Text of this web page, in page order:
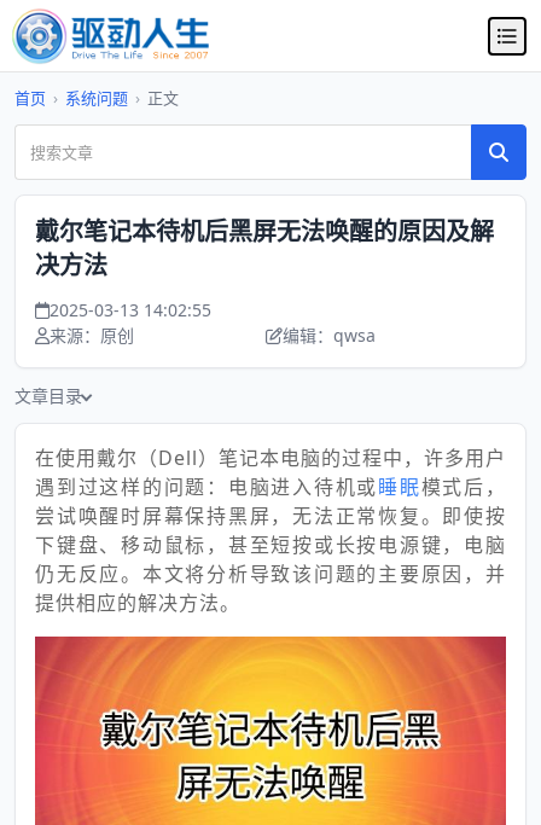
首页 › 系统问题 › 正文
戴尔笔记本待机后黑屏无法唤醒的原因及解
决方法
2025-03-13 14:02:55
来源：原创
编辑：qwsa
文章目录
在使用戴尔（Dell）笔记本电脑的过程中，许多用户
遇到过这样的问题：电脑进入待机或睡眠模式后，
尝试唤醒时屏幕保持黑屏，无法正常恢复。即使按
下键盘、移动鼠标，甚至短按或长按电源键，电脑
仍无反应。本文将分析导致该问题的主要原因，并
提供相应的解决方法。